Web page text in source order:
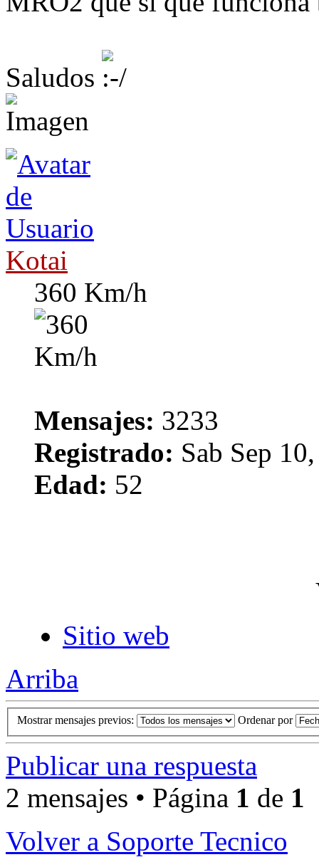
Saludos
Kotai
360 Km/h
Mensajes: 3233
Registrado: Sab Sep
Edad: 52
Sitio web
Arriba
Mostrar mensajes previos: Ordenar por
Publicar una respuesta
2 mensajes • Página 1 de 1
Volver a Soporte Tecnico